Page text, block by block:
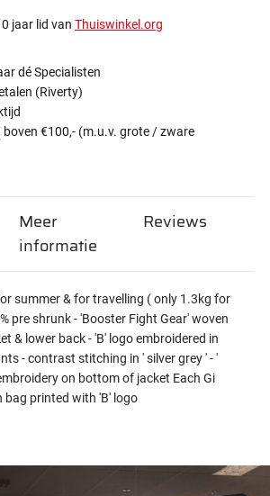
jaar lid van Thuiswinkel.org
dé Specialisten
(Riverty)
€100,- (m.u.v. grote / zware
summer & for travelling ( only 1.3kg for
pre shrunk - 'Booster Fight Gear' woven
& lower back - 'B' logo embroidered in
- contrast stitching in ' silver grey ' - '
on bottom of jacket Each Gi
bag printed with 'B' logo
Meer
informatie
Reviews